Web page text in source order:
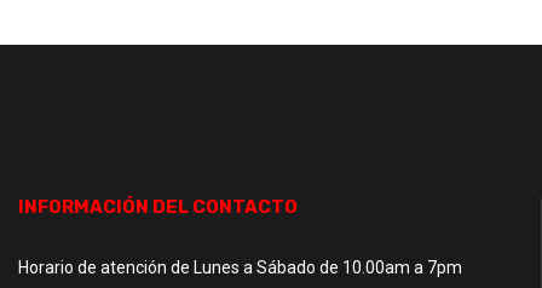
INFORMACIÓN DEL CONTACTO
Horario de atención de Lunes a Sábado de 10.00am a 7pm